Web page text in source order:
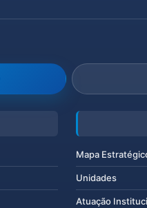
Mapa
Unidades
Atuação